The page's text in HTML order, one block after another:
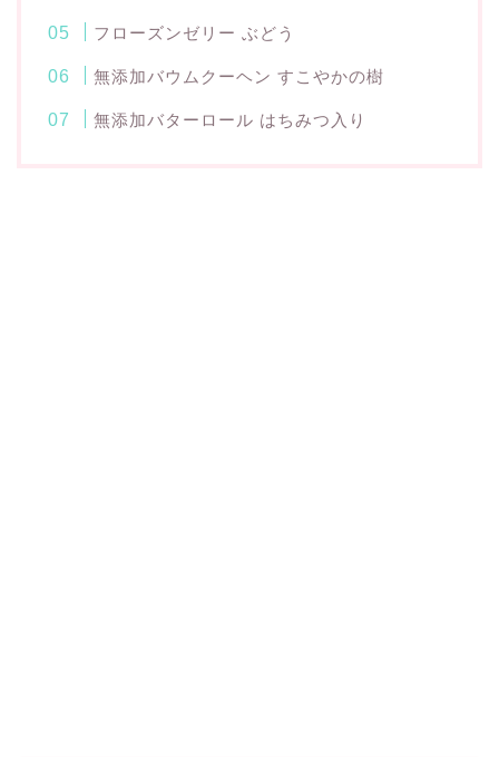
フローズンゼリー ぶどう
無添加バウムクーヘン すこやかの樹
無添加バターロール はちみつ入り